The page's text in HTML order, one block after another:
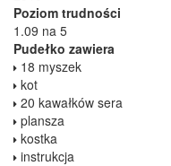
Poziom trudności
1.09 na 5
Pudełko zawiera
18 myszek
kot
20 kawałków sera
plansza
kostka
instrukcja